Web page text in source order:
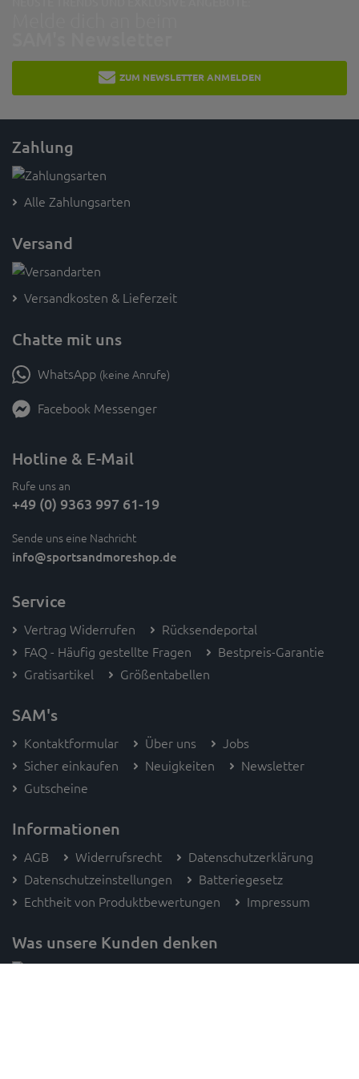
ZUM NEWSLETTER ANMELDEN
Zahlung
Alle Zahlungsarten
Versand
Versandkosten & Lieferzeit
Chatte mit uns
WhatsApp (keine Anrufe)
Facebook Messenger
Hotline & E-Mail
Rufe uns an
+49 (0) 9363 997 61-19
Sende uns eine Nachricht
info@sportsandmoreshop.de
Service
Vertrag Widerrufen
Rücksendeportal
FAQ - Häufig gestellte Fragen
Bestpreis-Garantie
Gratisartikel
Größentabellen
SAM's
Kontaktformular Über uns
Jobs
Sicher einkaufen
Neuigkeiten
Newsletter
Gutscheine
Informationen
AGB Widerrufsrecht
Datenschutzerklärung
Datenschutzeinstellungen
Batteriegesetz
Echtheit von Produktbewertungen
Impressum
Was unsere Kunden denken